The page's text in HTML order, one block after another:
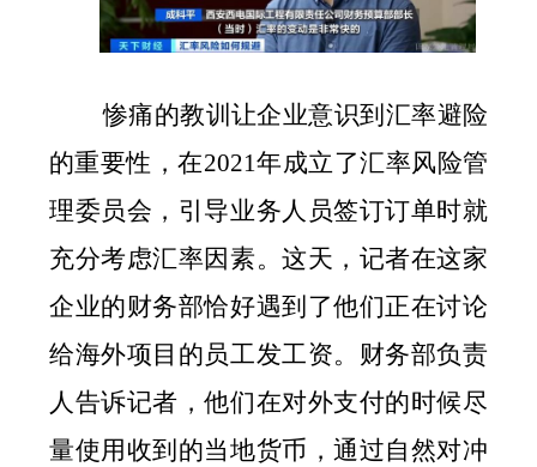
惨痛的教训让企业意识到汇率避险
的重要性，在2021年成立了汇率风险管
理委员会，引导业务人员签订订单时就
充分考虑汇率因素。这天，记者在这家
企业的财务部恰好遇到了他们正在讨论
给海外项目的员工发工资。财务部负责
人告诉记者，他们在对外支付的时候尽
量使用收到的当地货币，通过自然对冲